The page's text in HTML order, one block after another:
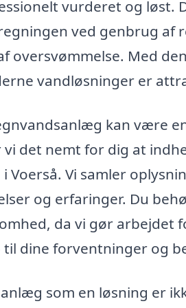
vurderet og løst.
ved genbrug af
oversvømmelse. Med
vandløsninger er
kan være
det nemt for dig at
Vi samler
og erfaringer. Du
da vi gør arbejdet
dine forventninger og
som en løsning er